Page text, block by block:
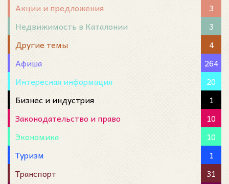
Акции и предложения
3
Недвижимость в Каталонии
3
Другие темы
4
Афиша
264
Интересная информация
20
Бизнес и индустрия
1
Законодательство и право
10
Экономика
10
Туризм
1
Транспорт
31